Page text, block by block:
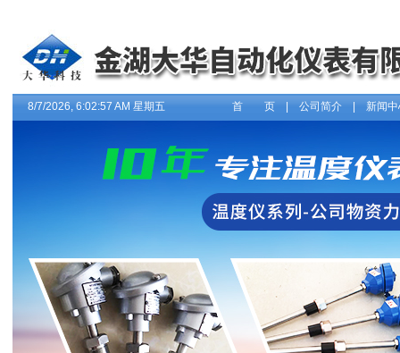
8/7/2026, 6:02:57 AM 星期五 首 页| 公司简介| 新闻中